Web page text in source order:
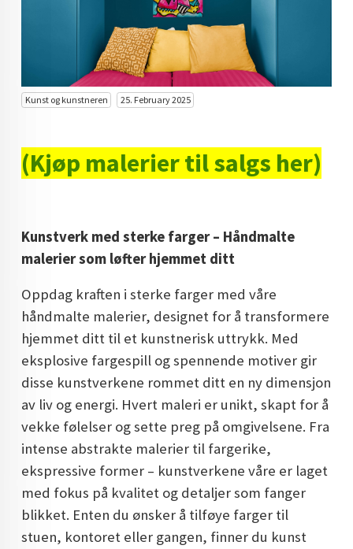
FARGETEORI
KJØP KUNST TIL SALGS
FARGERIK KUNST
KUNST
STORE MALERIER TIL STUE
NORSK KUNST
DOPAMIN DECOR NORGE
DOPAMIN DECOR NORGE
Kunst og kunstneren 25. February 2025
(Kjøp malerier til salgs her)
Kunstverk med sterke farger – Håndmalte
malerier som løfter hjemmet ditt
Oppdag kraften i sterke farger med våre
håndmalte malerier, designet for å transformere
hjemmet ditt til et kunstnerisk uttrykk. Med
eksplosive fargespill og spennende motiver gir
disse kunstverkene rommet ditt en ny dimensjon
av liv og energi. Hvert maleri er unikt, skapt for å
vekke følelser og sette preg på omgivelsene. Fra
intense abstrakte malerier til fargerike,
ekspressive former – kunstverkene våre er laget
med fokus på kvalitet og detaljer som fanger
blikket. Enten du ønsker å tilføye farger til
stuen, kontoret eller gangen, finner du kunst